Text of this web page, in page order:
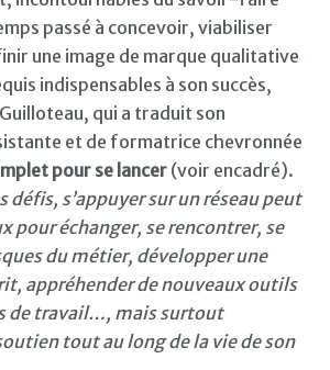
passé à concevoir, viabiliser
une image de marque qualitative
indispensables à son succès,
qui a traduit son
et de formatrice chevronnée
pour se lancer (voir encadré).
défis, s’appuyer sur un réseau peut
pour échanger, se rencontrer, se
du métier, développer une
appréhender de nouveaux outils
de travail…, mais surtout
tout au long de la vie de son